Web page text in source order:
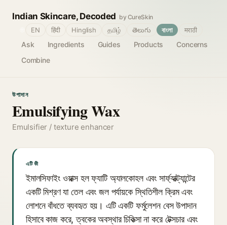
Indian Skincare, Decoded by CureSkin
Ask Ingredients Guides Products
Concerns
Combine
EN हिंदी Hinglish தமிழ் తెలుగు বাংলা मराठी
উপাদান
Emulsifying Wax
Emulsifier / texture enhancer
এটি কী
ইমালসিফাইং ওয়াক্স হল ফ্যাটি অ্যালকোহল এবং সার্ফ্যাক্ট্যান্টের
একটি মিশ্রণ যা তেল এবং জল পর্যায়কে স্থিতিশীল ক্রিম এবং
লোশনে বাঁধতে ব্যবহৃত হয়। এটি একটি ফর্মুলেশন বেস উপাদান
হিসাবে কাজ করে, ত্বকের অবস্থার চিকিত্সা না করে টেক্সচার এবং